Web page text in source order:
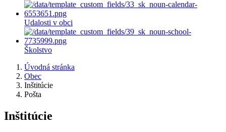
Udalosti v obci
Školstvo
Úvodná stránka
Obec
Inštitúcie
Pošta
Inštitúcie